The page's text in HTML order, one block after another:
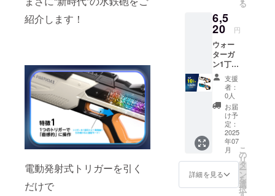
紹介します！
電動発射式トリガーを引く
だけで
持続時
間：連
続使用
で25～
30分 ●
材質：
ABS樹
脂 ●サ
イズ：
43×17.5
×6.5cm
●重さ：
0.8kg（
水無し
の場
合） ●
水鉄砲
） 【商
品詳
細】 ●
対象年
齢：8歳
以上 ●
発射距
離：最
大8～
10m ●
バッテ
リー：
7.4V リ
チウム
電池
フル充
電：2時
る
6,5
20 円
ウォー
ターガ
ン1丁
【早割
10％OF
F】 一
般販売
価格：
7,250円
⇒6,520
円（730
OFF！
） 【商
品詳
細】 ●
支援
者：
0人
お届
け予
定：
2025
年07
月
詳細を見る
こ
の
リ
タ
ー
ン
を
選
択